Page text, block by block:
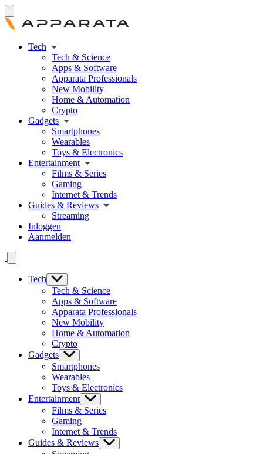
Tech
Tech & Science
Apps & Software
Apparata Professionals
New Mobility
Home & Automation
Crypto
Gadgets
Smartphones
Wearables
Toys & Electronics
Entertainment
Films & Series
Gaming
Internet & Trends
Guides & Reviews
Streaming
Inloggen
Aanmelden
Tech
Tech & Science
Apps & Software
Apparata Professionals
New Mobility
Home & Automation
Crypto
Gadgets
Smartphones
Wearables
Toys & Electronics
Entertainment
Films & Series
Gaming
Internet & Trends
Guides & Reviews